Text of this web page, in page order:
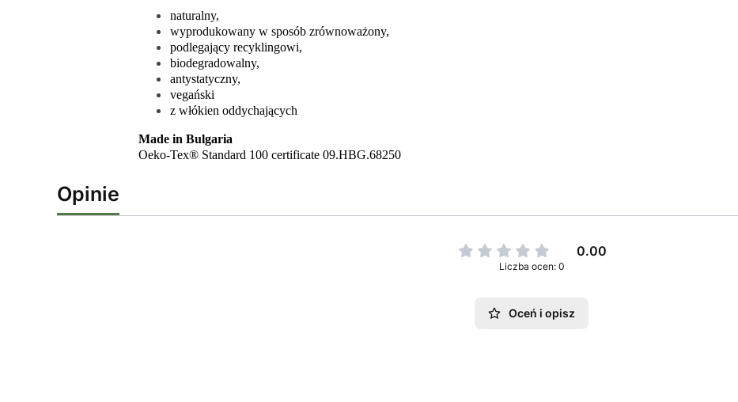
naturalny,
wyprodukowany w sposób zrównoważony,
podlegający recyklingowi,
biodegradowalny,
antystatyczny,
vegański
z włókien oddychających
Made in Bulgaria
Oeko-Tex® Standard 100 certificate 09.HBG.68250
Opinie
0.00
Liczba ocen: 0
Oceń i opisz